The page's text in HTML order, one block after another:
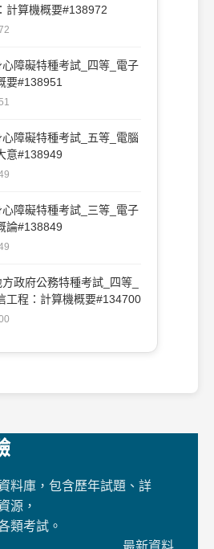
計算機概要#138972
障礙特種考試_四等_電子
要#138951
障礙特種考試_五等_電腦
意#138949
障礙特種考試_三等_電子
論#138849
政府公務特種考試_四等_
工程：計算機概要#134700
料庫，包含歷年試題、詳
源，
類考試。
最新資料